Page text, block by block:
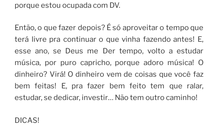
porque estou ocupada com DV.
Então, o que fazer depois? É só aproveitar o tempo que
terá livre pra continuar o que vinha fazendo antes! E,
esse ano, se Deus me Der tempo, volto a estudar
música, por puro capricho, porque adoro música! O
dinheiro? Virá! O dinheiro vem de coisas que você faz
bem feitas! E, pra fazer bem feito tem que ralar,
estudar, se dedicar, investir… Não tem outro caminho!
DICAS!